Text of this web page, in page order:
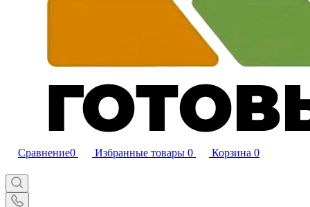
Сравнение0 Избранные товары 0 Корзина 0